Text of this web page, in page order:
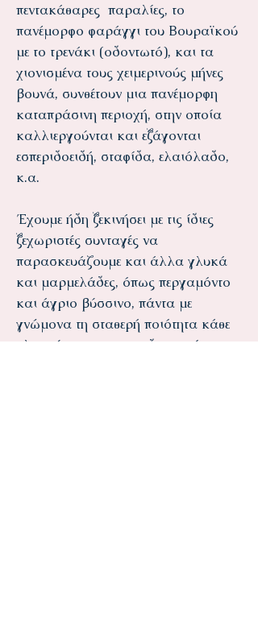
πεντακάθαρες παραλίες, το
πανέμορφο φαράγγι του Βουραϊκού
με το τρενάκι (οδοντωτό), και τα
χιονισμένα τους χειμερινούς μήνες
βουνά, συνθέτουν μια πανέμορφη
καταπράσινη περιοχή, στην οποία
καλλιεργούνται και εξάγονται
εσπεριδοειδή, σταφίδα, ελαιόλαδο,
κ.α.
Έχουμε ήδη ξεκινήσει με τις ίδιες
ξεχωριστές συνταγές να
παρασκευάζουμε και άλλα γλυκά
και μαρμελάδες, όπως περγαμόντο
και άγριο βύσσινο, πάντα με
γνώμονα τη σταθερή ποιότητα κάθε
γλυκού και τον παραδοσιακό του